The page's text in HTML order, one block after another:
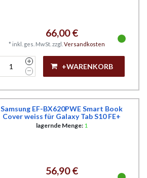
66,00 €
* inkl. ges. MwSt. zzgl. Versandkosten
+WARENKORB
Samsung EF-BX620PWE Smart Book
Cover weiss für Galaxy Tab S10 FE+
lagernde Menge: 1
56,90 €